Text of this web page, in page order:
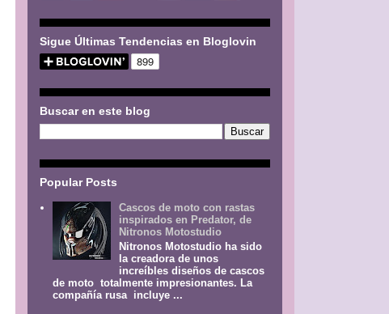
Sigue Últimas Tendencias en Bloglovin
Buscar en este blog
Popular Posts
Cascos de moto con rastas
inspirados en Predator, de
Nitronos Motostudio
Nitronos Motostudio ha sido
la creadora de unos
increíbles diseños de cascos
de moto totalmente impresionantes. La
compañía rusa incluye ...